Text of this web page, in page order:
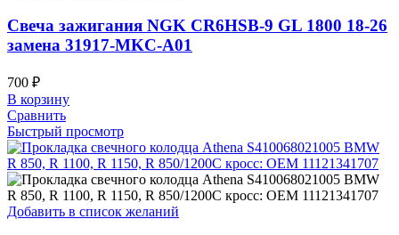
Свеча зажигания NGK CR6HSB-9 GL 1800 18-26
замена 31917-MKC-A01
700 ₽
В корзину
Сравнить
Быстрый просмотр
Добавить в список желаний